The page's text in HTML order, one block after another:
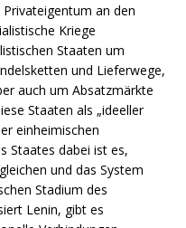
Privateigentum an den
Kriege
Staaten um
und Lieferwege,
auch um Absatzmärkte
Staaten als „ideeller
einheimischen
Staates dabei ist es,
und das System
Stadium des
Lenin, gibt es